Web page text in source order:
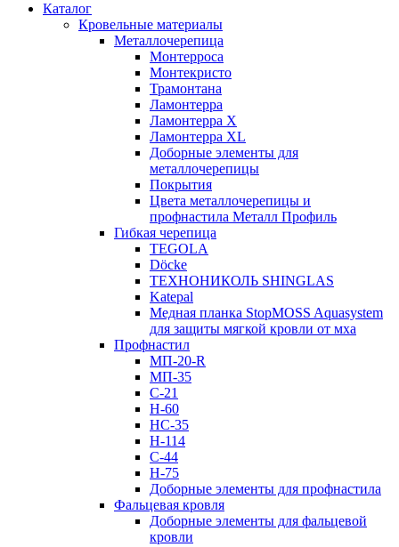
Каталог
Кровельные материалы
Металлочерепица
Монтерроса
Монтекристо
Трамонтана
Ламонтерра
Ламонтерра X
Ламонтерра XL
Доборные элементы для
металлочерепицы
Покрытия
Цвета металлочерепицы и
профнастила Металл Профиль
Гибкая черепица
TEGOLA
Döcke
ТЕХНОНИКОЛЬ SHINGLAS
Katepal
Медная планка StopMOSS Aquasystem
для защиты мягкой кровли от мха
Профнастил
МП-20-R
МП-35
С-21
Н-60
НС-35
Н-114
С-44
Н-75
Доборные элементы для профнастила
Фальцевая кровля
Доборные элементы для фальцевой
кровли